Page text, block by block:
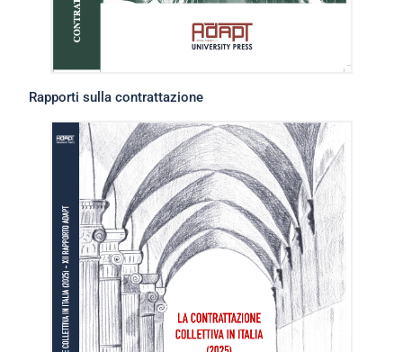
Rapporti sulla contrattazione